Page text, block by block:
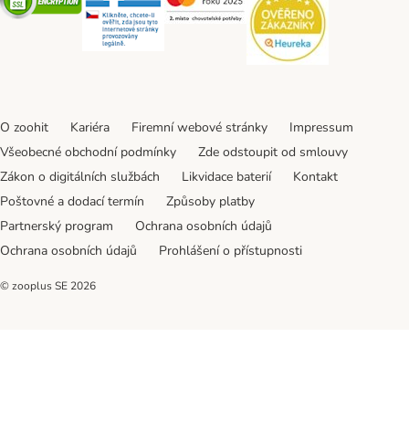
O zoohit Kariéra Firemní webové stránky
Impressum
Všeobecné obchodní podmínky
Zde odstoupit od smlouvy
Zákon o digitálních službách
Likvidace baterií
Kontakt
Poštovné a dodací termín
Způsoby platby
Partnerský program
Ochrana osobních údajů
Ochrana osobních údajů
Prohlášení o přístupnosti
© zooplus SE 2026